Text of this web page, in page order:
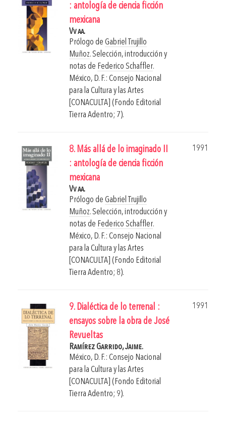
: antología de ciencia ficción
mexicana
Vv aa.
Prólogo de Gabriel Trujillo
Muñoz. Selección, introducción y
notas de Federico Schaffler.
México, D. F.: Consejo Nacional
para la Cultura y las Artes
[CONACULTA] (Fondo Editorial
Tierra Adentro; 7).
8. Más allá de lo imaginado II
: antología de ciencia ficción
mexicana
1991
Vv aa.
Prólogo de Gabriel Trujillo
Muñoz. Selección, introducción y
notas de Federico Schaffler.
México, D. F.: Consejo Nacional
para la Cultura y las Artes
[CONACULTA] (Fondo Editorial
Tierra Adentro; 8).
9. Dialéctica de lo terrenal :
ensayos sobre la obra de José
Revueltas
1991
Ramírez Garrido, Jaime.
México, D. F.: Consejo Nacional
para la Cultura y las Artes
[CONACULTA] (Fondo Editorial
Tierra Adentro; 9).